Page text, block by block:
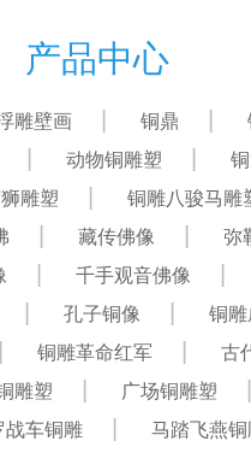
产品中心
雕壁画 铜鼎
动物铜雕塑
雕塑 铜雕八骏马雕
藏传佛像 弥
千手观音佛像
孔子铜像 铜
铜雕革命红军 古
雕塑 广场铜雕塑
战车铜雕 马踏飞燕铜